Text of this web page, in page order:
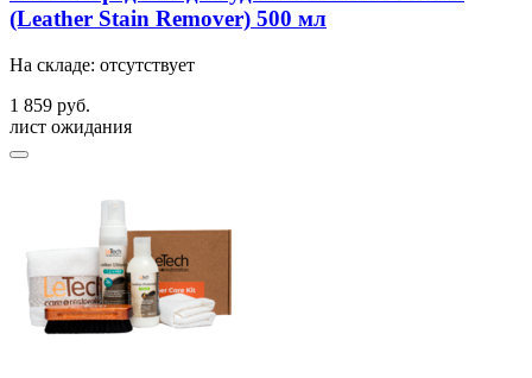
(Leather Stain Remover) 500 мл
На складе: отсутствует
1 859 руб.
лист ожидания